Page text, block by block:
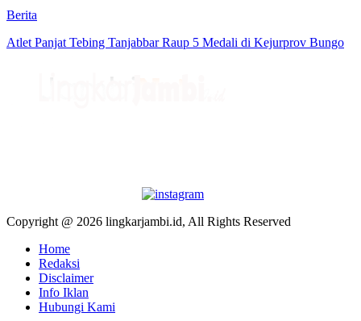
Berita
Atlet Panjat Tebing Tanjabbar Raup 5 Medali di Kejurprov Bungo
Copyright @ 2026 lingkarjambi.id, All Rights Reserved
Home
Redaksi
Disclaimer
Info Iklan
Hubungi Kami